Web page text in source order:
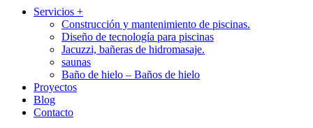
Servicios +
Construcción y mantenimiento de piscinas.
Diseño de tecnología para piscinas
Jacuzzi, bañeras de hidromasaje.
saunas
Baño de hielo – Baños de hielo
Proyectos
Blog
Contacto